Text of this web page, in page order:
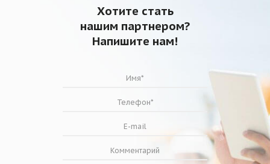
Хотите стать
нашим партнером?
Напишите нам!